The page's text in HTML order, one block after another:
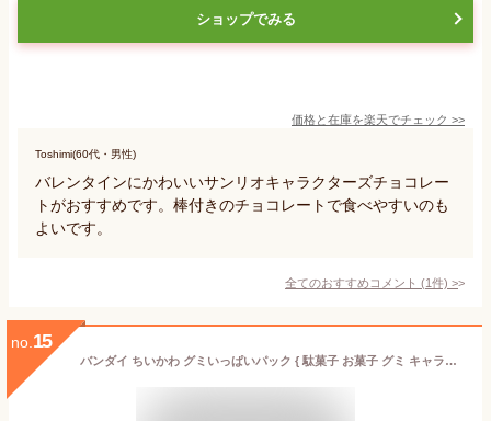
ショップでみる
価格と在庫を楽天でチェック >>
Toshimi(60代・男性)
バレンタインにかわいいサンリオキャラクターズチョコレー
トがおすすめです。棒付きのチョコレートで食べやすいのも
よいです。
全てのおすすめコメント (1件) >
no. 15
バンダイ ちいかわ グミいっぱいパック { 駄菓子 お菓子 グミ キャラクター グッズ }{ 子供会 景品 人気 子供 お祭り 縁日 イベント くじ引き 福引き おかし おやつ 配布 }[25G13] {配送区分D}